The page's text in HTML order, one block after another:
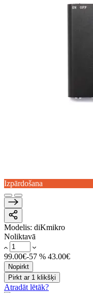
Izpārdošana
Modelis: diKmikro
Noliktavā
99.00€-57 % 43.00€
Nopirkt
Pirkt ar 1 klikšķi
Atradāt lētāk?